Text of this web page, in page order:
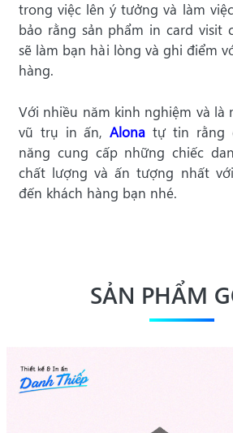
trong việc lên ý tưởng và làm
bảo rằng sản phẩm in card visit
sẽ làm bạn hài lòng và ghi điểm
hàng.
Với nhiều năm kinh nghiệm và
vũ trụ in ấn,Alona tự tin rằng
năng cung cấp những chiếc
chất lượng và ấn tượng nhất
đến khách hàng bạn nhé.
SẢN PHẨM